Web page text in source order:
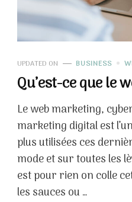
UPDATED ON BUSINESS
Qu’est-ce que le
Le web marketing,
marketing digital est
plus utilisées ces
mode et sur toutes les
est pour rien on colle
les sauces ou …